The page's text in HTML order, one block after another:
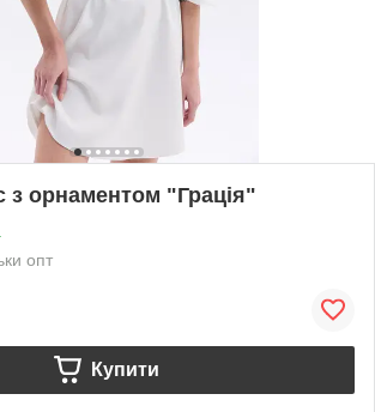
з орнаментом "Грація"
опт
Купити